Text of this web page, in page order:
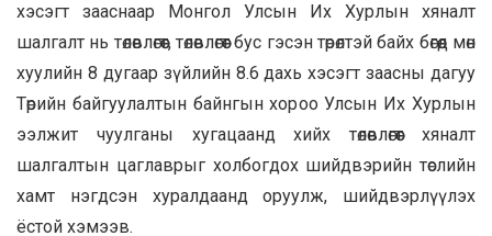
хэсэгт зааснаар Монгол Улсын Их Хурлын хяналт
шалгалт нь төлөвлөгөөт, төлөвлөгөөт бус гэсэн төрөлтэй байх бөгөөд мөн
хуулийн 8 дугаар зүйлийн 8.6 дахь хэсэгт заасны дагуу
Төрийн байгуулалтын байнгын хороо Улсын Их Хурлын
ээлжит чуулганы хугацаанд хийх төлөвлөгөөт хяналт
шалгалтын цаглаврыг холбогдох шийдвэрийн төслийн
хамт нэгдсэн хуралдаанд оруулж, шийдвэрлүүлэх
ёстой хэмээв.